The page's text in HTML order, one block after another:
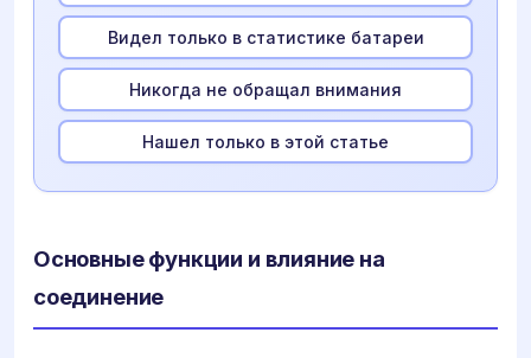
Видел только в статистике батареи
Никогда не обращал внимания
Нашел только в этой статье
Основные функции и влияние на
соединение